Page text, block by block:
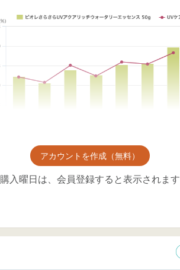
アカウントを作成（無料）
購入曜日は、会員登録すると表示されます